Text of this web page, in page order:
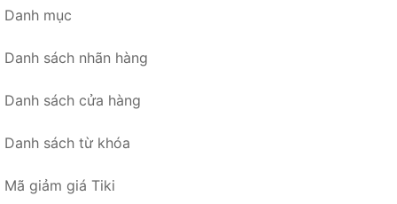
Danh mục
Danh sách nhãn hàng
Danh sách cửa hàng
Danh sách từ khóa
Mã giảm giá Tiki